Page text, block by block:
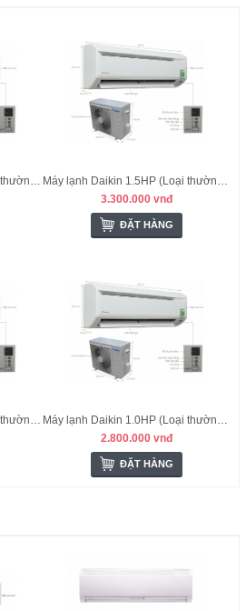
Máy lạnh Daikin 3.0HP (Loại thường) - Thái Lan
Máy lạnh Daikin 1.5HP (Loại thường) - Thái Lan
3.300.000 vnđ
ĐẶT HÀNG
Máy lạnh Daikin 2.0HP (Loại thường) - Thái Lan
Máy lạnh Daikin 1.0HP (Loại thường) - Thái Lan
2.800.000 vnđ
ĐẶT HÀNG